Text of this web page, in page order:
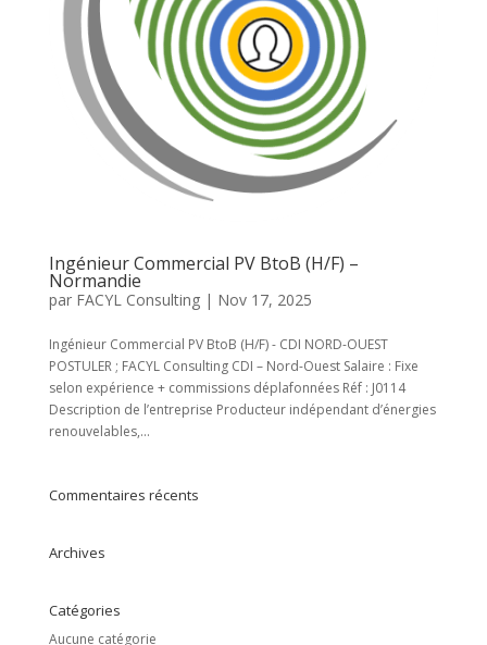
Ingénieur Commercial PV BtoB (H/F) –
Normandie
par FACYL Consulting| Nov 17, 2025
Ingénieur Commercial PV BtoB (H/F) - CDI NORD-OUEST
POSTULER ; FACYL Consulting CDI – Nord-Ouest Salaire : Fixe
selon expérience + commissions déplafonnées Réf : J0114
Description de l’entreprise Producteur indépendant d’énergies
renouvelables,...
Commentaires récents
Archives
Catégories
Aucune catégorie